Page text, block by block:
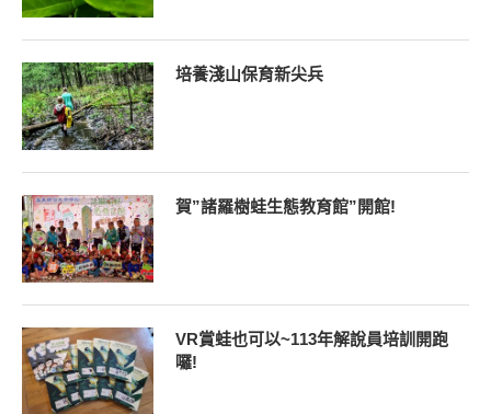
培養淺山保育新尖兵
賀”諸羅樹蛙生態教育館”開館!
VR賞蛙也可以~113年解說員培訓開跑
囉!